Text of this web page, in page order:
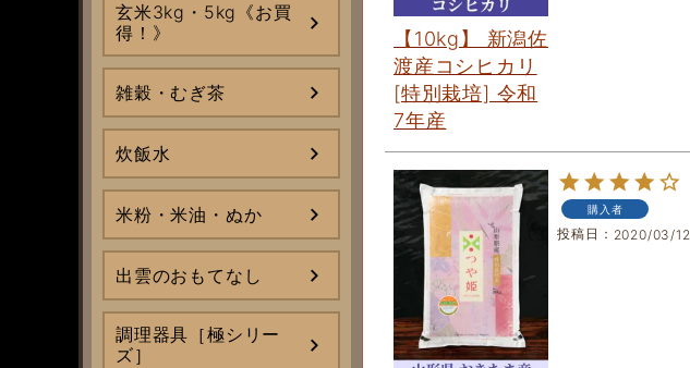
玄米3kg・5kg《お買
得！》
雑穀・むぎ茶
炊飯水
米粉・米油・ぬか
出雲のおもてなし
調理器具［極シリー
ズ］
【10kg】 新潟佐
渡産コシヒカリ
[特別栽培] 令和
7年産
購入者
投稿日 2020/03/12